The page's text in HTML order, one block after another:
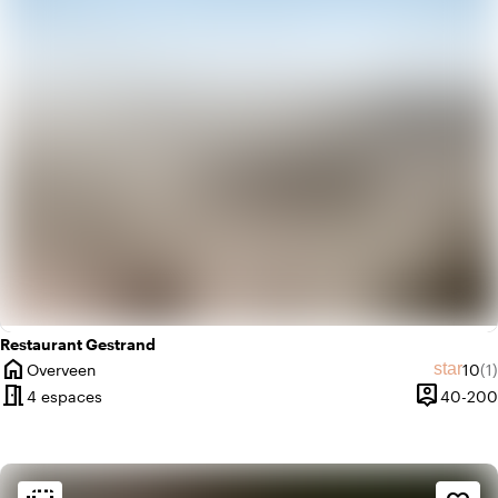
Restaurant Gestrand
home
Ville
Overveen star10(1)
meeting_room4 espaces person_pin
Capacité
40-200